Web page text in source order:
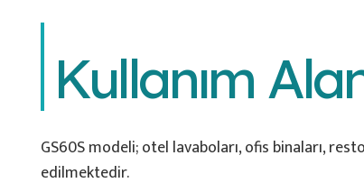
Kullanım
GS60S modeli; otel lavaboları, ofis binaları,
edilmektedir.